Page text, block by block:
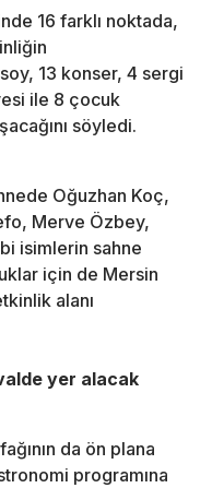
16 farklı noktada,
13 konser, 4 sergi
ile 8 çocuk
söyledi.
Oğuzhan Koç,
Merve Özbey,
isimlerin sahne
için de Mersin
alanı
yer alacak
da ön plana
programına